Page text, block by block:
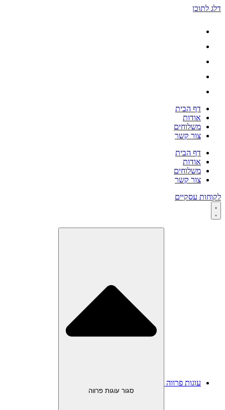
דלג לתוכן
דף הבית
אודות
משלוחים
צור קשר
דף הבית
אודות
משלוחים
צור קשר
לקוחות עסקיים
עוגות פרווה
סגור עוגות פרווה